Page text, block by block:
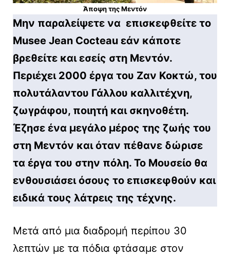
Άποψη της Μεντόν
Μην παραλείψετε να επισκεφθείτε το
Musee Jean Cocteau εάν κάποτε
βρεθείτε και εσείς στη Μεντόν.
Περιέχει 2000 έργα του Ζαν Κοκτώ, του
πολυτάλαντου Γάλλου καλλιτέχνη,
ζωγράφου, ποιητή και σκηνοθέτη.
Έζησε ένα μεγάλο μέρος της ζωής του
στη Μεντόν και όταν πέθανε δώρισε
τα έργα του στην πόλη. Το Μουσείο θα
ενθουσιάσει όσους το επισκεφθούν και
ειδικά τους λάτρεις της τέχνης.
Μετά από μια διαδρομή περίπου 30
λεπτών με τα πόδια φτάσαμε στον